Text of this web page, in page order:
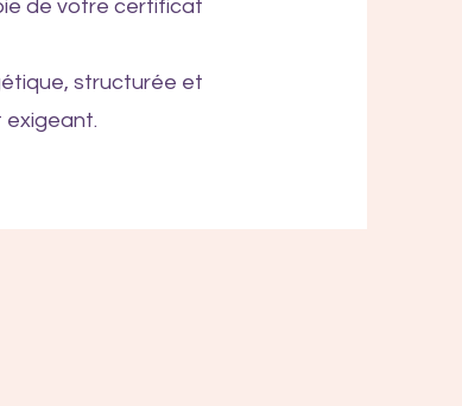
de votre certificat
structurée et
exigeant.